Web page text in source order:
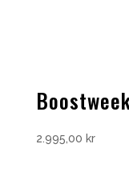
2.995,00 kr